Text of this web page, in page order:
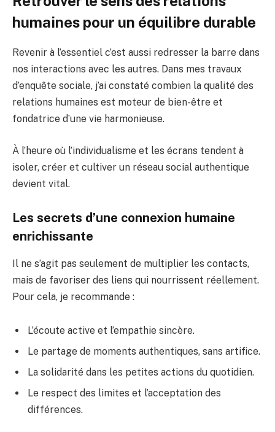
humaines pour un équilibre durable
Revenir à l’essentiel c’est aussi redresser la barre dans
nos interactions avec les autres. Dans mes travaux
d’enquête sociale, j’ai constaté combien la qualité des
relations humaines est moteur de bien-être et
fondatrice d’une vie harmonieuse.
À l’heure où l’individualisme et les écrans tendent à
isoler, créer et cultiver un réseau social authentique
devient vital.
Les secrets d’une connexion humaine
enrichissante
Il ne s’agit pas seulement de multiplier les contacts,
mais de favoriser des liens qui nourrissent réellement.
Pour cela, je recommande :
L’écoute active et l’empathie sincère.
Le partage de moments authentiques, sans artifice.
La solidarité dans les petites actions du quotidien.
Le respect des limites et l’acceptation des
différences.